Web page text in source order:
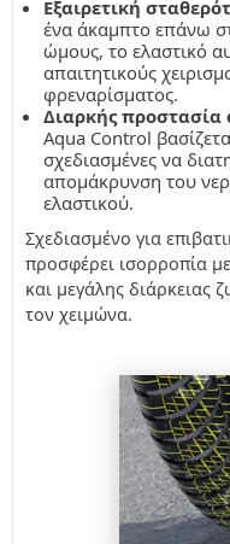
Εξαιρετική
ένα άκαμπτο επάνω
ώμους, το ελαστικό
απαιτητικούς
φρεναρίσματος.
Διαρκής
Aqua Control
σχεδιασμένες να
απομάκρυνση του
ελαστικού.
Σχεδιασμένο για
προσφέρει ισορροπία
και μεγάλης διάρκειας
τον χειμώνα.